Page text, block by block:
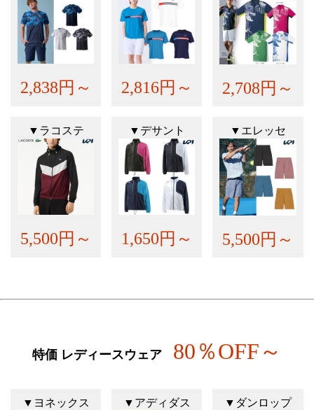
2,838円～ 2,816円～ 2,708円～
▼ラコステ
5,500円～
▼デサント
1,650円～
▼エレッセ
5,500円～
特価 レディースウェア 80％OFF～
▼ヨネックス ▼アディダス ▼ダンロップ